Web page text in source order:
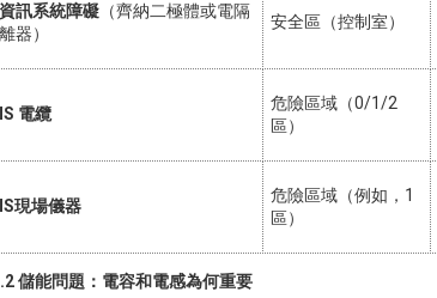
資訊系統障礙（齊納二極體或電隔
離器）
安全區（控制室）
IS 電纜
危險區域（0/1/2
區）
IS現場儀器
危險區域（例如，1
區）
儲能問題：電容和電感為何重要